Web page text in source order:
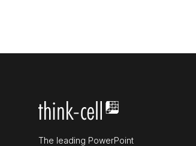
The leading PowerPoint